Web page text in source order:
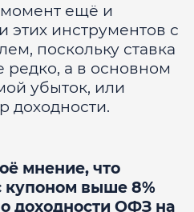
момент ещё и
этих инструментов с
поскольку ставка
редко, а в основном
убыток, или
доходности.
мнение, что
выше 8%
доходности ОФЗ на